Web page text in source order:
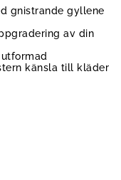
gnistrande gyllene
av din
känsla till kläder